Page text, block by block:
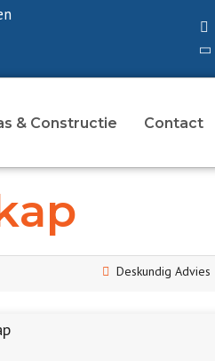
& Constructie Contact
Deskundig Advies